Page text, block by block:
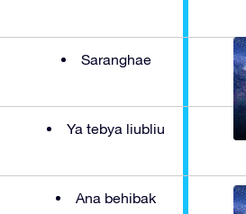
Saranghae
Ya tebya liubliu
Ana behibak